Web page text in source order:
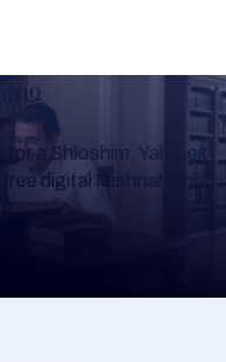
a Shloshim, Yahrzeit
digital Mishnah chart